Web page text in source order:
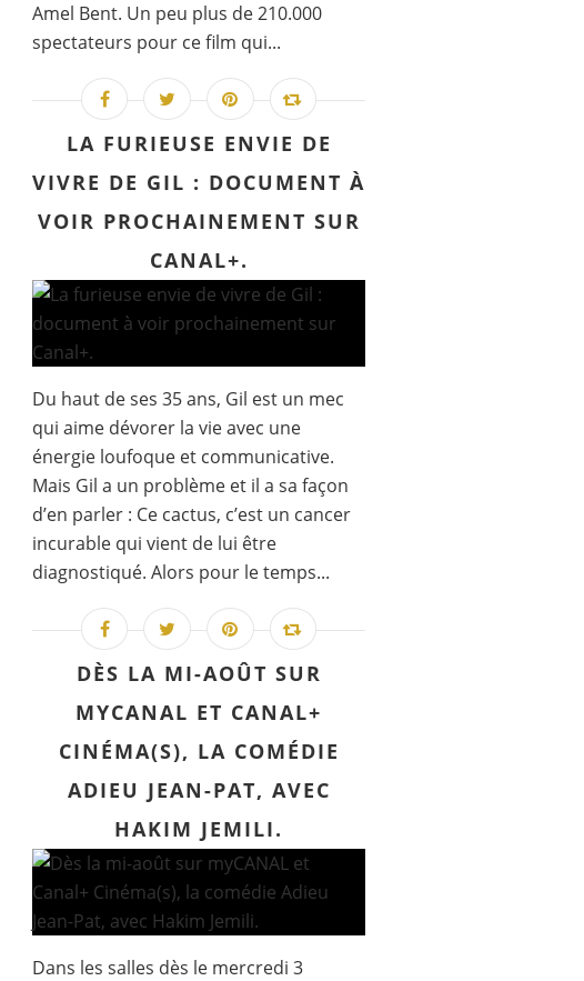
Amel Bent. Un peu plus de 210.000
spectateurs pour ce film qui...
LA FURIEUSE ENVIE DE
VIVRE DE GIL : DOCUMENT À
VOIR PROCHAINEMENT SUR
CANAL+.
Du haut de ses 35 ans, Gil est un mec
qui aime dévorer la vie avec une
énergie loufoque et communicative.
Mais Gil a un problème et il a sa façon
d’en parler : Ce cactus, c’est un cancer
incurable qui vient de lui être
diagnostiqué. Alors pour le temps...
DÈS LA MI-AOÛT SUR
MYCANAL ET CANAL+
CINÉMA(S), LA COMÉDIE
ADIEU JEAN-PAT, AVEC
HAKIM JEMILI.
Dans les salles dès le mercredi 3